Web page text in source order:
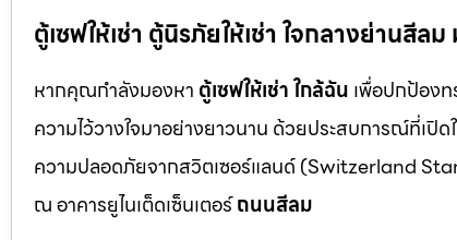
ตู้เซฟให้เช่า ตู้นิรภัยให้เช่า ใจกลางย่านสี
หากคุณกำลังมองหา ตู้เซฟให้เช่า ใกล้ฉัน เพื่อปกป้อง
ความไว้วางใจมาอย่างยาวนาน ด้วยประสบการณ์ที่เปิ
ความปลอดภัยจากสวิตเซอร์แลนด์ (Switzerland
ณ อาคารยูไนเต็ดเซ็นเตอร์ถนนสีลม